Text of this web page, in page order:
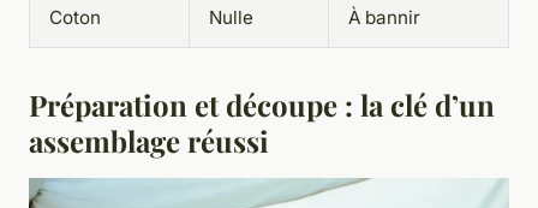
Coton Nulle À bannir
Préparation et découpe : la clé d’un
assemblage réussi